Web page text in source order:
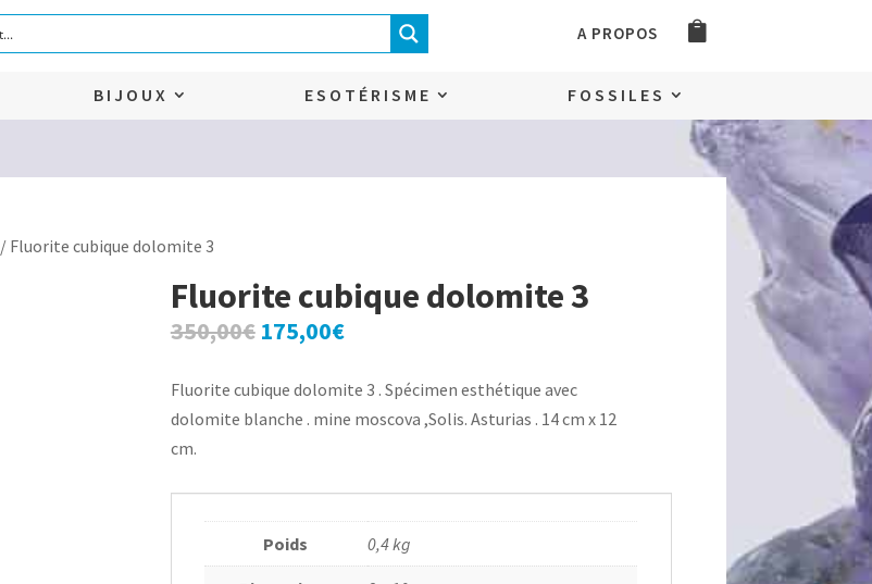
A PROPOS
BIJOUX ESOTÉRISME FOSSILES
/ Fluorite cubique dolomite 3
Fluorite cubique dolomite 3
350,00€ Le
initial
était :
175,00€Le
actuel
est :
Fluorite cubique dolomite 3 . Spécimen esthétique avec
dolomite blanche . mine moscova ,Solis. Asturias . 14 cm x 12
cm.
Poids 0,4 kg